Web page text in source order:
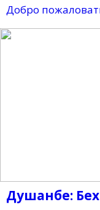
Добро
Душанбе: